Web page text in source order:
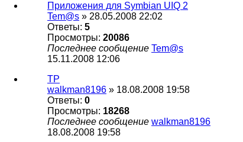
Приложения для Symbian UIQ 2
Tem@s » 28.05.2008 22:02
Ответы: 5
Просмотры: 20086
Последнее сообщение Tem@s
15.11.2008 12:06
TP
walkman8196 » 18.08.2008 19:58
Ответы: 0
Просмотры: 18268
Последнее сообщение walkman8196
18.08.2008 19:58